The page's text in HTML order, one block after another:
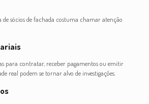
de sócios de fachada costuma chamar atenção
para contratar, receber pagamentos ou emitir
real podem se tornar alvo de investigações.